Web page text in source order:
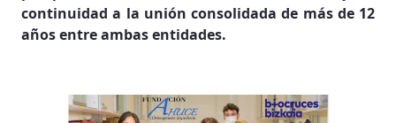
continuidad a la unión consolidada de más de 12
años entre ambas entidades.